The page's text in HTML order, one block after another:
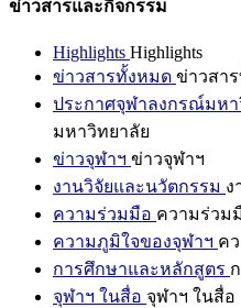
ข่าวสารและกิจกรรม
Highlights Highlights
ข่าวสารทั้งหมด ข่าวสา
ประกาศจุฬาลงกรณ์มหา
มหาวิทยาลัย
ข่าวจุฬาฯ ข่าวจุฬาฯ
งานวิจัยและนวัตกรรม ง
ความร่วมมือ ความร่วม
ความภูมิใจของจุฬาฯ ค
การศึกษาและหลักสูตร
จุฬาฯ ในสื่อ จุฬาฯ ในสื่อ